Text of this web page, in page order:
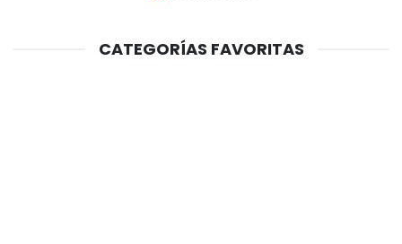
CATEGORÍAS FAVORITAS